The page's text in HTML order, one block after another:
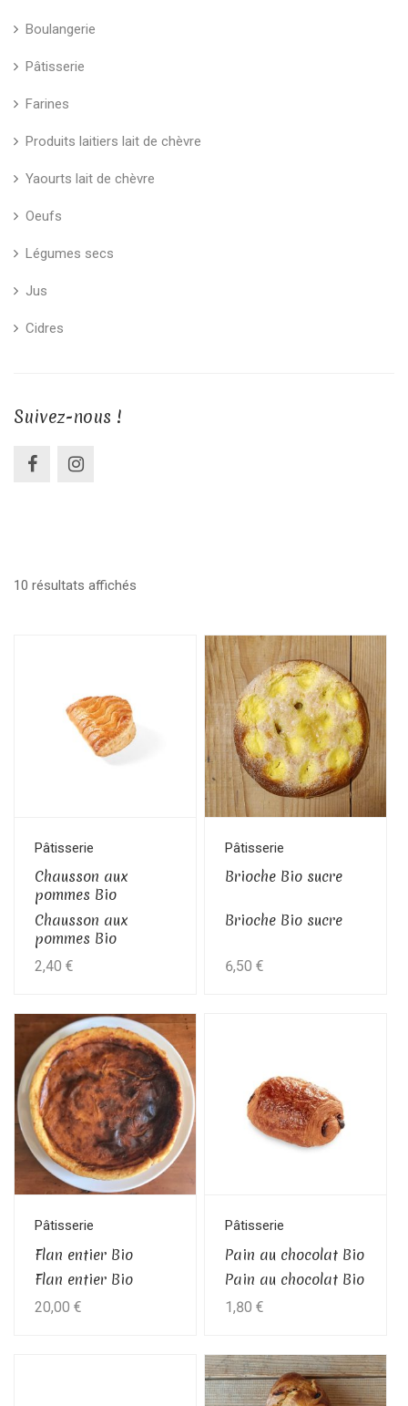
10 résultats affichés
Pâtisserie
Chausson aux
pommes Bio
Chausson aux
pommes Bio
2,40 €
Pâtisserie
Brioche Bio sucre
Brioche Bio sucre
6,50 €
Pâtisserie
Flan entier Bio
Flan entier Bio
20,00 €
Ce
produit
plusieurs
variations.
Les
options
peuvent
être
choisies
Pâtisserie
Pain au chocolat Bio
Pain au chocolat Bio
1,80 €
Boulangerie
Pâtisserie
Farines
Produits laitiers lait de chèvre
Yaourts lait de chèvre
Oeufs
Légumes secs
Jus
Cidres
Suivez-nous !